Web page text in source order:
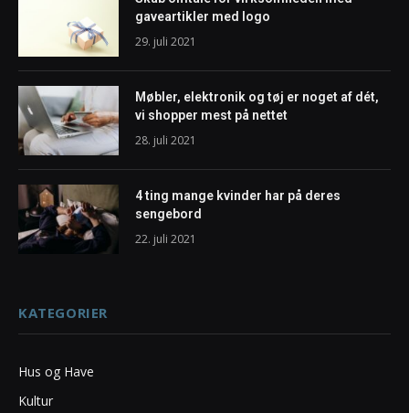
gaveartikler med logo
29. juli 2021
Møbler, elektronik og tøj er noget af dét,
vi shopper mest på nettet
28. juli 2021
4 ting mange kvinder har på deres
sengebord
22. juli 2021
KATEGORIER
Hus og Have
Kultur